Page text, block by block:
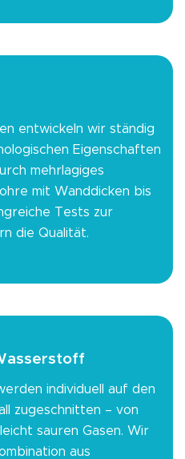
entwickeln wir ständig
Eigenschaften
mehrlagiges
mit Wanddicken bis
Tests zur
die Qualität.
individuell auf den
zugeschnitten – von
sauren Gasen. Wir
aus